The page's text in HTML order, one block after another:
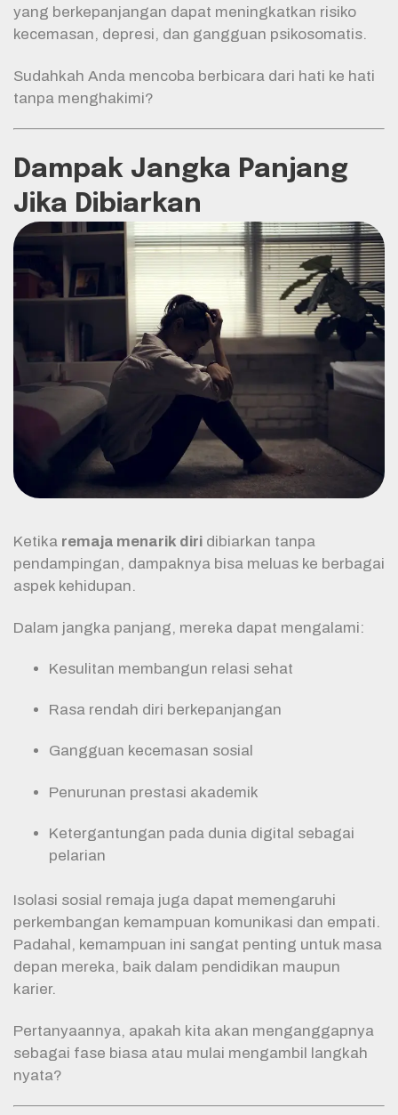
yang berkepanjangan dapat meningkatkan risiko
kecemasan, depresi, dan gangguan psikosomatis.
Sudahkah Anda mencoba berbicara dari hati ke hati
tanpa menghakimi?
Dampak Jangka Panjang
Jika Dibiarkan
Ketika remaja menarik diri dibiarkan tanpa
pendampingan, dampaknya bisa meluas ke berbagai
aspek kehidupan.
Dalam jangka panjang, mereka dapat mengalami:
Kesulitan membangun relasi sehat
Rasa rendah diri berkepanjangan
Gangguan kecemasan sosial
Penurunan prestasi akademik
Ketergantungan pada dunia digital sebagai
pelarian
Isolasi sosial remaja juga dapat memengaruhi
perkembangan kemampuan komunikasi dan empati.
Padahal, kemampuan ini sangat penting untuk masa
depan mereka, baik dalam pendidikan maupun
karier.
Pertanyaannya, apakah kita akan menganggapnya
sebagai fase biasa atau mulai mengambil langkah
nyata?